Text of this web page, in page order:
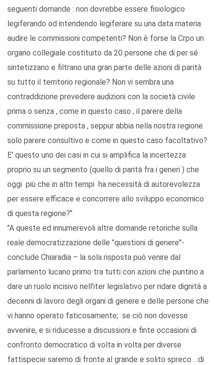
seguenti domande : non dovrebbe essere fisiologico
legiferando od intendendo legiferare su una data materia
audire le commissioni competenti? Non è forse la Crpo un
organo collegiale costituito da 20 persone che di per sé
sintetizzano e filtrano una gran parte delle azioni di parità
su tutto il territorio regionale? Non vi sembra una
contraddizione prevedere audizioni con la società civile
prima o senza , come in questo caso , il parere della
commissione preposta , seppur abbia nella nostra regione
solo parere consultivo e come in questo caso facoltativo?
E' questo uno dei casi in cui si amplifica la incertezza
proprio su un segmento (quello di parità fra i generi ) che
oggi più che in altri tempi ha necessità di autorevolezza
per essere efficace e concorrere allo sviluppo economico
di questa regione?"
"A queste ed innumerevoli altre domande retoriche sulla
reale democratizzazione delle "questioni di genere"-
conclude Chiaradia – la sola risposta può venire dal
parlamento lucano primo tra tutti con azioni che puntino a
dare un ruolo incisivo nell'iter legislativo per ridare dignità a
decenni di lavoro degli organi di genere e delle persone che
vi hanno operato faticosamente; se ciò non dovesse
avvenire, e si riducesse a discussioni e finte occasioni di
confronto democratico di volta in volta per diverse
fattispecie saremo di fronte al grande e solito spreco …di